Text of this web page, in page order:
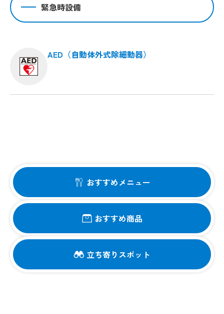
緊急時設備
AED（自動体外式除細動器）
おすすめメニュー
おすすめ商品
立ち寄りスポット